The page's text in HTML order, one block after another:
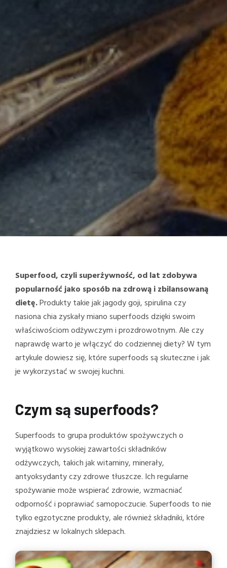
Superfood, czyli superżywność, od lat zdobywa
popularność jako sposób na zdrową i zbilansowaną
dietę.Produkty takie jak jagody goji, spirulina czy
nasiona chia zyskały miano superfoods dzięki swoim
właściwościom odżywczym i prozdrowotnym. Ale czy
naprawdę warto je włączyć do codziennej diety? W tym
artykule dowiesz się, które superfoods są skuteczne i jak
je wykorzystać w swojej kuchni.
Czym są superfoods?
Superfoods to grupa produktów spożywczych o
wyjątkowo wysokiej zawartości składników
odżywczych, takich jak witaminy, minerały,
antyoksydanty czy zdrowe tłuszcze. Ich regularne
spożywanie może wspierać zdrowie, wzmacniać
odporność i poprawiać samopoczucie. Superfoods to nie
tylko egzotyczne produkty, ale również składniki, które
znajdziesz w lokalnych sklepach.